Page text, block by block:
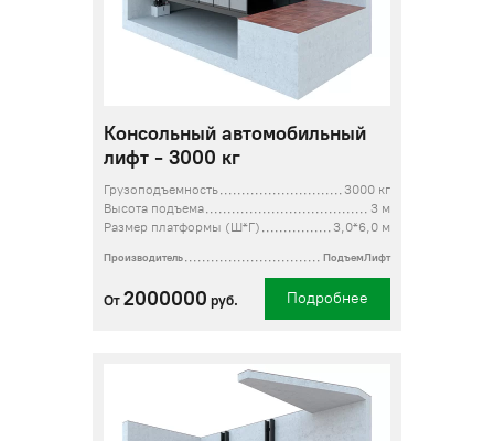
Консольный автомобильный
лифт - 3000 кг
Грузоподъемность
3000 кг
Высота подъема
3 м
Размер платформы (Ш*Г)
3,0*6,0 м
Производитель ПодъемЛифт
От 2000000 руб. Подробнее